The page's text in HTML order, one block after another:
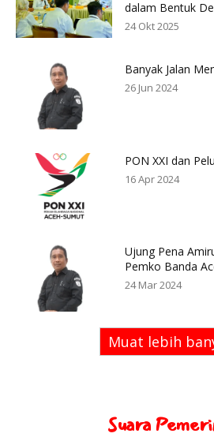
dalam Bentuk
24 Okt 2025
Banyak Jalan
26 Jun 2024
PON XXI dan
16 Apr 2024
Ujung Pena
Pemko Banda
24 Mar 2024
Muat lebih
Suara